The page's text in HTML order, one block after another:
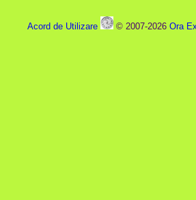
Acord de Utilizare © 2007-2026 Ora